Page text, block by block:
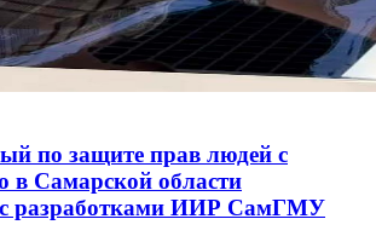
по защите прав людей с
в Самарской области
с разработками ИИР СамГМУ